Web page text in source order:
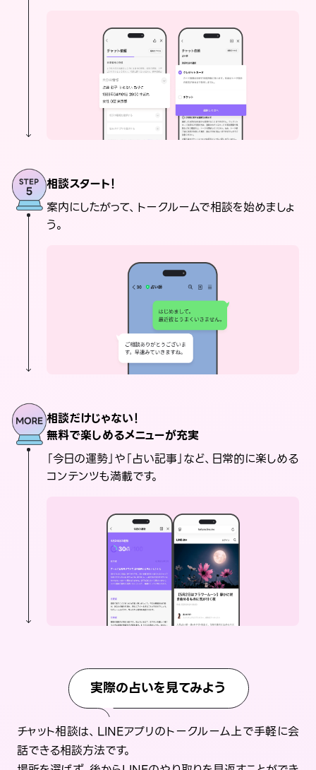
相談スタート！
案内にしたがって、トークルームで相談を始めましょ
う。
相談だけじゃない！
無料で楽しめるメニューが充実
「今日の運勢」や「占い記事」など、日常的に楽しめる
コンテンツも満載です。
実際の占いを見てみよう
チャット相談は、LINEアプリのトークルーム上で手軽に会
話できる相談方法です。